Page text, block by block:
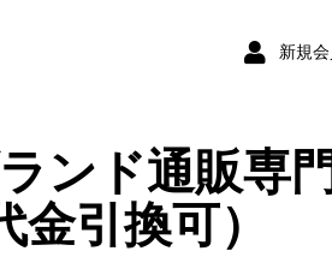
新規
ンド通販専
引換可）